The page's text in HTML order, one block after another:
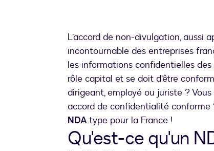
L’accord de non-divulgation, aussi
incontournable des entreprises
les informations confidentielles
rôle capital et se doit d’être
dirigeant, employé ou juriste ?
accord de confidentialité
NDAtype pour la France !
Qu'est-ce qu'un